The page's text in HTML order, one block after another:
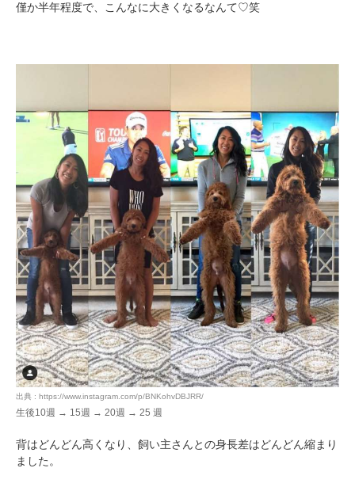
僅か半年程度で、こんなに大きくなるなんて♡笑
出典 : https://www.instagram.com/p/BNKohvDBJRR/
生後10週 → 15週 → 20週 → 25 週
背はどんどん高くなり、飼い主さんとの身長差はどんどん縮まり
ました。